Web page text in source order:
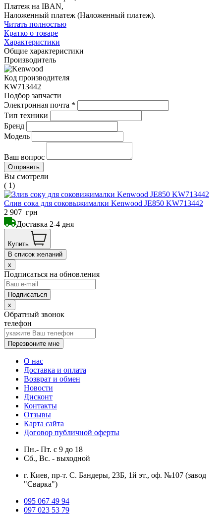
Платеж на IBAN,
Наложенный платеж (Наложенный платеж).
Читать полностью
Кратко о товаре
Характеристики
Общие характеристики
Производитель
Код производителя
KW713442
Подбор запчасти
Электронная почта *
Тип техники
Бренд
Модель
Ваш вопрос
Вы смотрели
( 1)
Слив сока для соковыжималки Kenwood JE850 KW713442
2 907 грн
Доставка 2-4 дня
Купить
В список желаний
x
Подписаться на обновления
x
Обратный звонок
телефон
Перезвоните мне
О нас
Доставка и оплата
Возврат и обмен
Новости
Дисконт
Контакты
Отзывы
Карта сайта
Договор публичной оферты
Пн.- Пт. с 9 до 18
Сб., Вс. - выходной
г. Киев, пр-т. С. Бандеры, 23Б, 1й эт., оф. №107 (завод
"Сварка")
095 067 49 94
097 023 53 79